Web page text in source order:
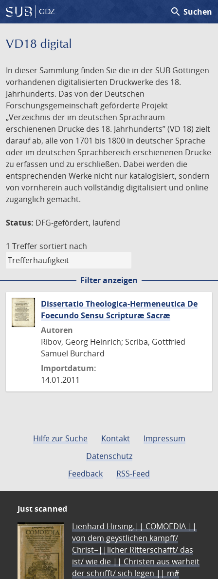
GDZ search Suchen
VD18 digital
In dieser Sammlung finden Sie die in der SUB Göttingen
vorhandenen digitalisierten Druckwerke des 18.
Jahrhunderts. Das von der Deutschen
Forschungsgemeinschaft geförderte Projekt
„Verzeichnis der im deutschen Sprachraum
erschienenen Drucke des 18. Jahrhunderts” (VD 18) zielt
darauf ab, alle von 1701 bis 1800 in deutscher Sprache
oder im deutschen Sprachbereich erschienenen Drucke
zu erfassen und zu erschließen. Dabei werden die
entsprechenden Werke nicht nur katalogisiert, sondern
von vornherein auch vollständig digitalisiert und online
zugänglich gemacht.
Status: DFG-gefördert, laufend
1 Treffer sortiert nach
Filter anzeigen
Dissertatio Theologica-Hermeneutica De
Foecundo Sensu Scripturæ Sacræ
Autoren
Ribov, Georg Heinrich; Scriba, Gottfried
Samuel Burchard
Importdatum:
14.01.2011
Hilfe zur Suche Kontakt
Impressum
Datenschutz
Feedback
RSS-Feed
Just scanned
Lienhard Hirsing.|| COMOEDIA ||
von dem geystlichen kampff/
Christ=||licher Ritterschafft/ das
ist/ wie die || Christen aus warheit
der schrifft/ sich legen || m#